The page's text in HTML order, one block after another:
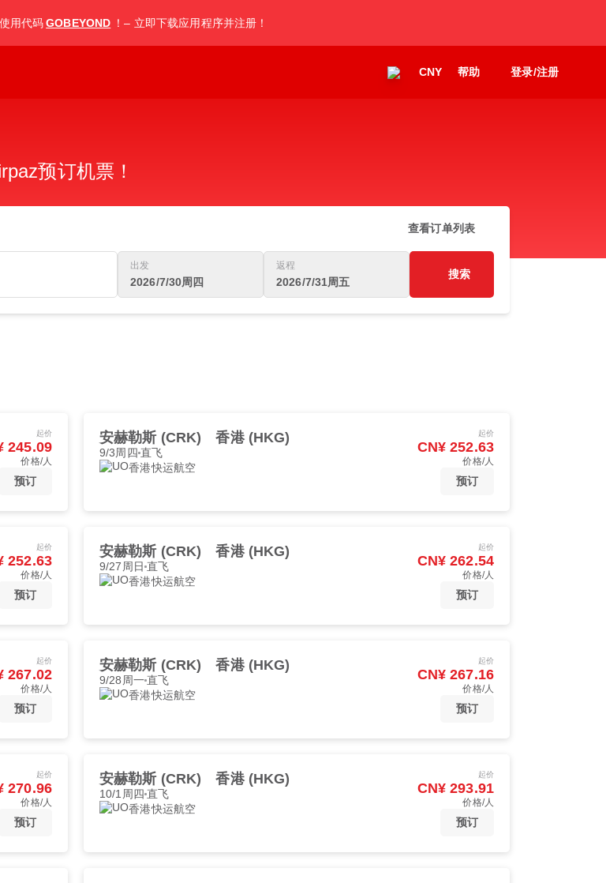
使用代码GOBEYOND ！– 立即下载应用程序并注册！
CNY 帮助 登录/注册
预订机票！
查看订单列表
出发
2026/7/30周四
返程
2026/7/31周五
搜索
起价
245.09
价格/人
预订
安赫勒斯 (CRK) 香港 (HKG)
9/3周四 直飞
香港快运航空
起价
CN¥ 252.63
价格/人
预订
起价
252.63
价格/人
预订
安赫勒斯 (CRK) 香港 (HKG)
9/27周日 直飞
香港快运航空
起价
CN¥ 262.54
价格/人
预订
起价
267.02
价格/人
预订
安赫勒斯 (CRK) 香港 (HKG)
9/28周一直飞
香港快运航空
起价
CN¥ 267.16
价格/人
预订
起价
270.96
价格/人
预订
安赫勒斯 (CRK) 香港 (HKG)
10/1周四 直飞
香港快运航空
起价
CN¥ 293.91
价格/人
预订